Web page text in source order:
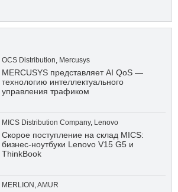
OCS Distribution Mercusys
MERCUSYS представляет AI QoS —
технологию интеллектуального
управления трафиком
MICS Distribution Company, Lenovo
Скорое поступление на склад MICS:
бизнес-ноутбуки Lenovo V15 G5 и
ThinkBook
MERLION AMUR